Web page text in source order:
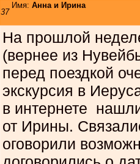
37
Имя: Анна и Ирина
На прошлой
(вернее из
перед поездкой
экскурсия в
в интернете
от Ирины.
оговорили